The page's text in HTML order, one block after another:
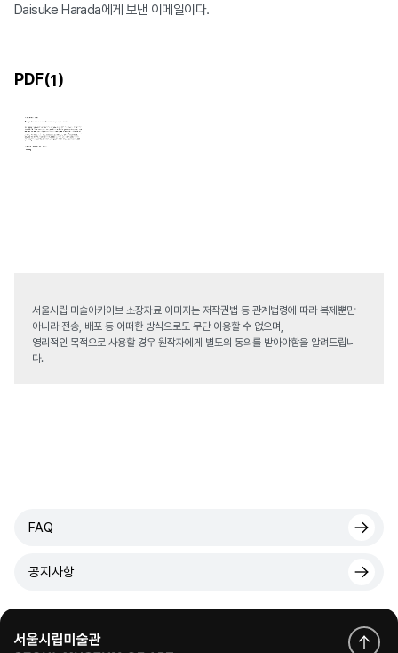
Daisuke Harada에게 보낸 이메일이다.
PDF(1)
서울시립 미술아카이브 소장자료 이미지는 저작권법 등 관계법령에 따라 복제뿐만
아니라 전송, 배포 등 어떠한 방식으로도 무단 이용할 수 없으며,
영리적인 목적으로 사용할 경우 원작자에게 별도의 동의를 받아야함을 알려드립니
다.
FAQ
공지사항